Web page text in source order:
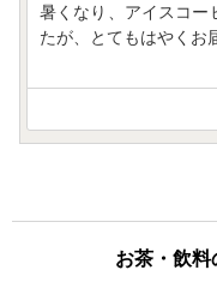
【ヤマト運輸・転送サ
令和5年6月1日発送分
有料化が発表されて
お届け先が変更となる
【個人情報の取り扱い
お寄せいただいた個
品発送に係る確認・
暑くなり、アイスコー
たが、とてもはやくお
お茶・飲